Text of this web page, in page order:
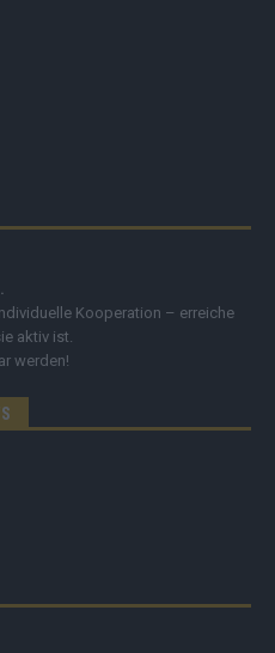
Kooperation – erreiche
aktiv ist.
werden!